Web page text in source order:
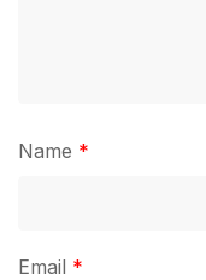
Name *
Email *